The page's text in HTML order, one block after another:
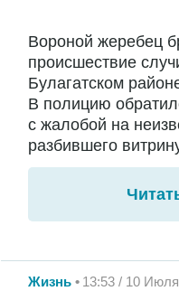
Вороной жеребец
происшествие
Булагатском
В полицию
с жалобой на
разбившего
Жизнь 13:53 / 10